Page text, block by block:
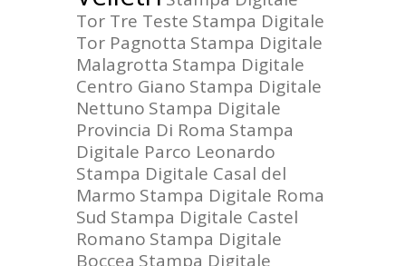
Tor Tre Teste Stampa Digitale
Tor Pagnotta Stampa Digitale
Malagrotta Stampa Digitale
Centro Giano Stampa Digitale
Nettuno Stampa Digitale
Provincia Di Roma Stampa
Digitale Parco Leonardo
Stampa Digitale Casal del
Marmo Stampa Digitale Roma
Sud Stampa Digitale Castel
Romano Stampa Digitale
Boccea Stampa Digitale